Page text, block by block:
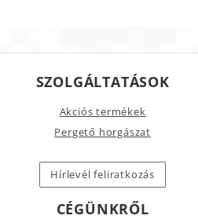
SZOLGÁLTATÁSOK
Akciós termékek
Pergető horgászat
Hírlevél feliratkozás
CÉGÜNKRŐL